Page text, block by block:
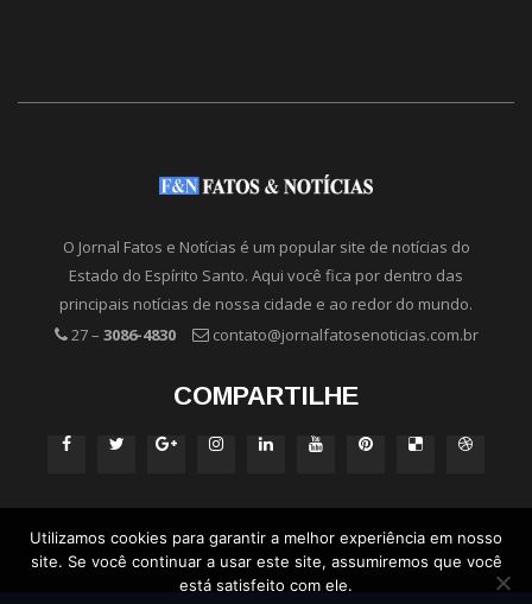
O Jornal Fatos e Notícias é um popular site de notícias do
Estado do Espírito Santo. Aqui você fica por dentro das
principais notícias de nossa cidade e ao redor do mundo.
27 – 3086-4830 contato@jornalfatosenoticias.com.br
COMPARTILHE
Utilizamos cookies para garantir a melhor experiência em nosso
site. Se você continuar a usar este site, assumiremos que você
está satisfeito com ele.